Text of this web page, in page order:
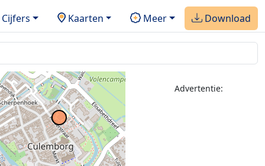
Cijfers Kaarten Meer Download
Advertentie: